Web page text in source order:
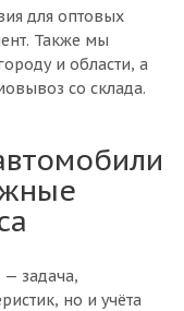
для оптовых
Также мы
и области, а
со склада.
задача,
но и учёта